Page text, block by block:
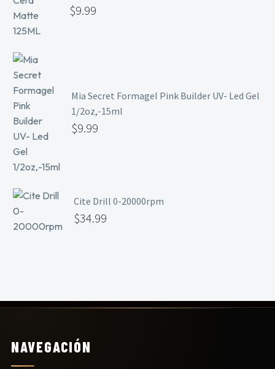
$9.99
Mia Secret Formagel Pink Builder UV- Led Gel
1/2oz,-15ml
$9.99
Cite Drill 0-20000rpm
$34.99
NAVEGACIÓN